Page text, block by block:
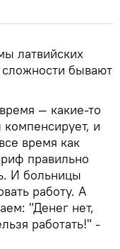
латвийских
бывают
— какие-то
и
время как
правильно
И больницы
работу. А
"Денег нет,
работать!" -